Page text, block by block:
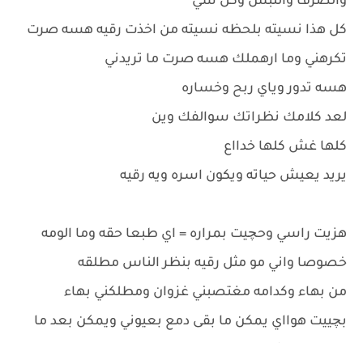
كل هذا نسيته بلحظه نسيته من اخذت رقيه هسه صرت
تكرهني وما ارهملك هسه صرت ما تريدني
هسه تدور وياي ربح وخساره
لعد كلامك نظراتك سوالفك وين
كلها غش كلها خدااع
يريد يعيش حياته ويكون اسره ويه رقيه
هزيت راسي وحچيت بمراره = اي طبعا حقه وما الومه
خصوصا واني مو مثل رقيه بنظر الناس مطلقه
من بهاء وكدامه مغتصبني غزوان ومطلكني بهاء
بچييت هوااي يمكن ما بقى دمع بعيوني ويمكن بعد ما